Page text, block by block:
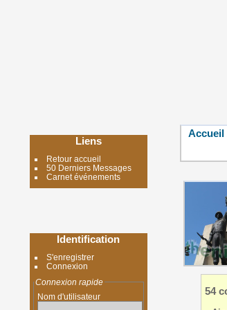
Liens
Retour accueil
50 Derniers Messages
Carnet événements
Identification
S'enregistrer
Connexion
Connexion rapide
Nom d'utilisateur
Accueil
54